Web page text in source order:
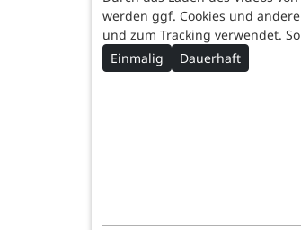
werden ggf. Cookies und
und zum Tracking verwendet.
Einmalig
Dauerhaft